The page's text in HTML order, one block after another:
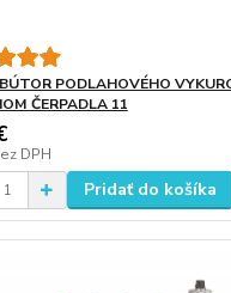
PODLAHOVÉHO
ČERPADLA 11
DPH
Pridať do košíka